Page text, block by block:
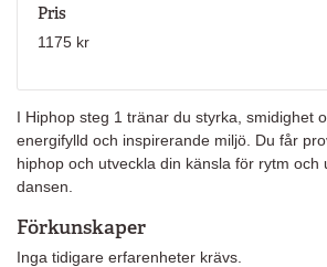
I Hiphop steg 1 tränar du styrka, smidighet
energifylld och inspirerande miljö. Du får
hiphop och utveckla din känsla för rytm och
dansen.
Förkunskaper
Inga tidigare erfarenheter krävs.
Pris
1175 kr